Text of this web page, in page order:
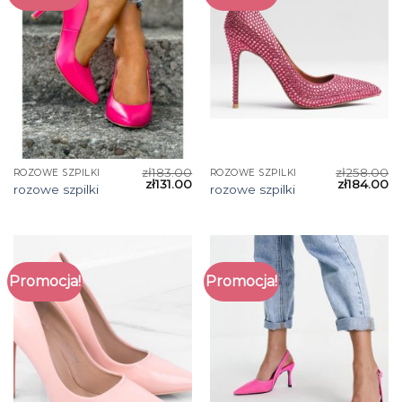
ROZOWE SZPILKI
rozowe szpilki
zł183.00
zł131.00
ROZOWE SZPILKI
rozowe szpilki
zł258.00
zł184.00
Promocja! Promocja!